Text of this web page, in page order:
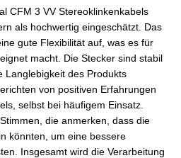
CFM 3 VV Stereoklinkenkabels
als hochwertig eingeschätzt. Das
gute Flexibilität auf, was es für
macht. Die Stecker sind stabil
Langlebigkeit des Produkts
von positiven Erfahrungen
selbst bei häufigem Einsatz.
die anmerken, dass die
könnten, um eine bessere
Insgesamt wird die Verarbeitung